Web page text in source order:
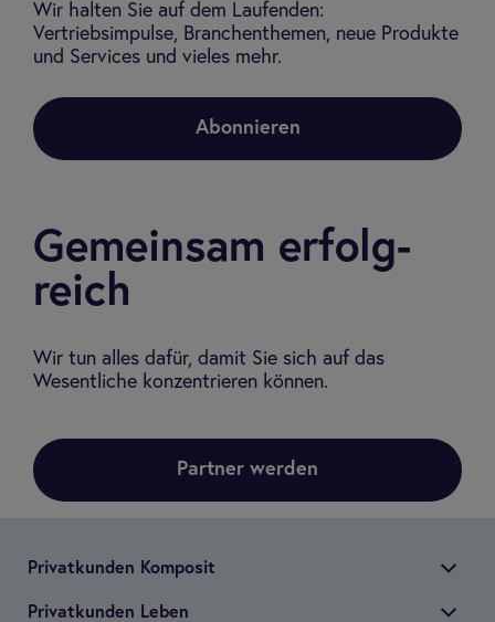
Wir halten Sie auf dem Laufenden:
Vertriebsimpulse, Branchenthemen, neue Produkte
und Services und vieles mehr.
Abonnieren
Gemein­sam erfolg­
reich
Wir tun alles dafür, damit Sie sich auf das
Wesentliche konzentrieren können.
Partner werden
Pri­vat­kun­den Kom­po­sit
Pri­vat­kun­den Leben